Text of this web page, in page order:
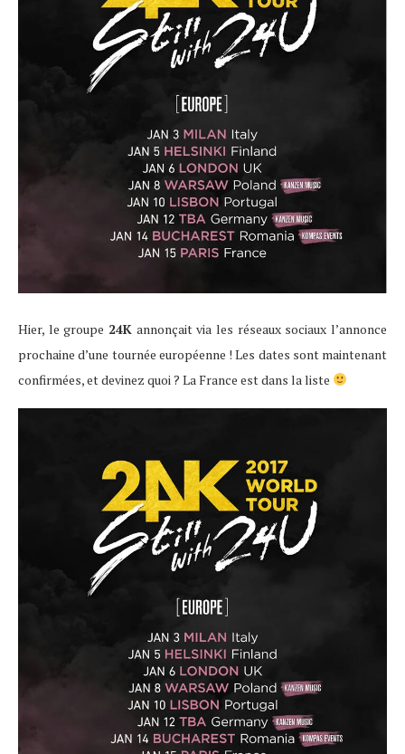
Hier, le groupe 24K annonçait via les réseaux sociaux l’annonce
prochaine d’une tournée européenne ! Les dates sont maintenant
confirmées, et devinez quoi ? La France est dans la liste